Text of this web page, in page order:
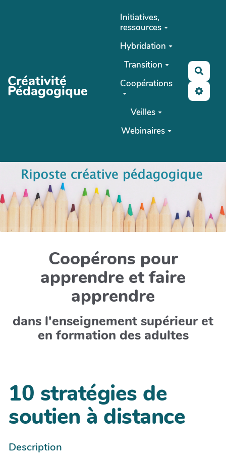
Créativité
Pédagogique
Initiatives,
ressources
Hybridation
Transition
Coopérations
Veilles
Webinaires
Coopérons pour
apprendre et faire
apprendre
dans l'enseignement supérieur et
en formation des adultes
10 stratégies de
soutien à distance
Description